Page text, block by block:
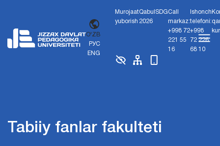
O'ZB
РУС
ENG
Murojaat
yuborish
Qabul
2026
SDGCall
markaz:
+998 72
221 55
16
Ishonch
telefoni:
+998
72 226
68 10
Tabiiy fanlar fakulteti